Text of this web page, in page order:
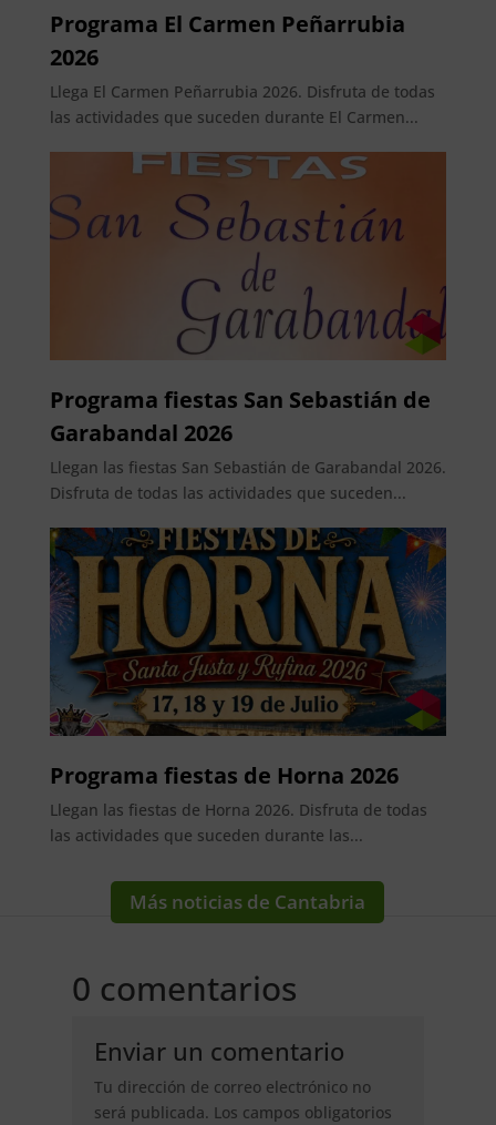
Programa El Carmen Peñarrubia
2026
Llega El Carmen Peñarrubia 2026. Disfruta de todas
las actividades que suceden durante El Carmen...
Programa fiestas San Sebastián de
Garabandal 2026
Llegan las fiestas San Sebastián de Garabandal 2026.
Disfruta de todas las actividades que suceden...
Programa fiestas de Horna 2026
Llegan las fiestas de Horna 2026. Disfruta de todas
las actividades que suceden durante las...
Más noticias de Cantabria
0 comentarios
Enviar un comentario
Tu dirección de correo electrónico no
será publicada. Los campos obligatorios